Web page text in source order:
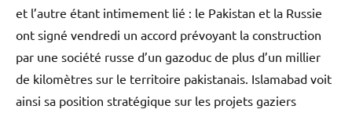
et l’autre étant intimement lié : le Pakistan et la Russie
ont signé vendredi un accord prévoyant la construction
par une société russe d’un gazoduc de plus d’un millier
de kilomètres sur le territoire pakistanais. Islamabad voit
ainsi sa position stratégique sur les projets gaziers